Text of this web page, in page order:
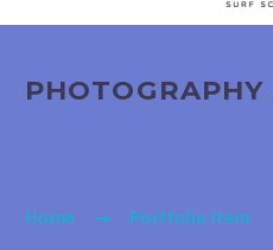
PHOTOGRAPHY
Home Portfolio Item